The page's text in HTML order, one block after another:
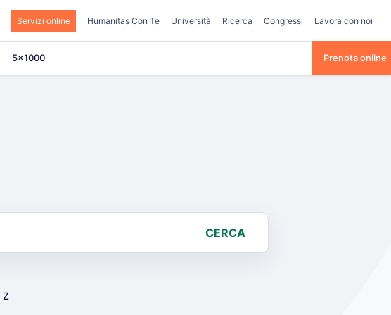
Servizi online Humanitas Con Te Università Ricerca Congressi Lavora con noi
5×1000 Prenota online
CERCA
Z